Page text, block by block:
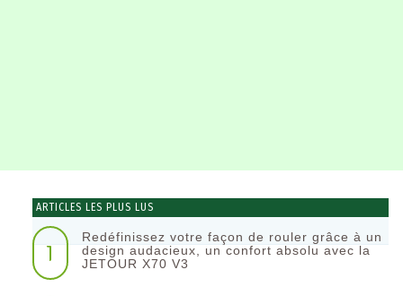
ARTICLES LES PLUS LUS
1
Redéfinissez votre façon de rouler grâce à un
design audacieux, un confort absolu avec la
JETOUR X70 V3